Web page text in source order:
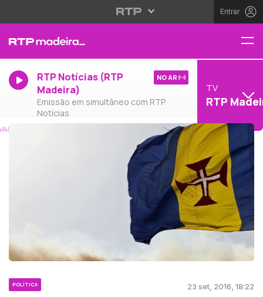
Entrar
RTP Notícias (RTP
Madeira)
Emissão em simultâneo com RTP
Notícias
NO AR
TV
RTP
POLÍTICA 23 set, 2016, 18:22